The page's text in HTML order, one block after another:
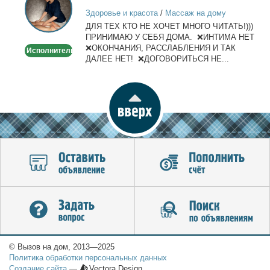
лица
и
тела
Исполнитель
Здоровье и красота/ Массаж на дому
ДЛЯ ТЕХ КТО НЕ ХОЧЕТ МНОГО ЧИТАТЬ!)))
ПРИНИМАЮ У СЕБЯ ДОМА. ❌ИНТИМА НЕТ
❌ОКОНЧАНИЯ, РАССЛАБЛЕНИЯ И ТАК
ДАЛЕЕ НЕТ! ❌ДОГОВОРИТЬСЯ НЕ...
© Вызов на дом, 2013—2025
Политика обработки персональных данных